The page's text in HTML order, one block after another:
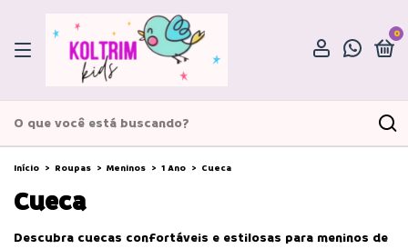
0
Início > Roupas > Meninos > 1 Ano > Cueca
Cueca
Descubra cuecas confortáveis e estilosas para meninos de